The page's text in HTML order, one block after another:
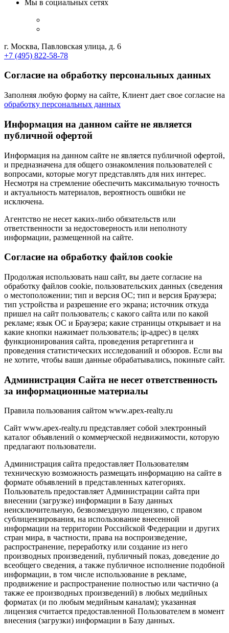
Мы в социальных сетях
г. Москва, Павловская улица, д. 6
+7 (495) 822-58-78
Согласие на обработку персональных данных
Заполняя любую форму на сайте, Клиент дает свое согласие на
обработку персональных данных
Информация на данном сайте не является
публичной офертой
Информация на данном сайте не является публичной офертой,
и предназначена для общего ознакомления пользователей с
вопросами, которые могут представлять для них интерес.
Несмотря на стремление обеспечить максимальную точность
и актуальность материалов, вероятность ошибки не
исключена.
Агентство не несет каких-либо обязательств или
ответственности за недостоверность или неполноту
информации, размещенной на сайте.
Cогласие на обработку файлов cookie
Продолжая использовать наш сайт, вы даете согласие на
обработку файлов cookie, пользовательских данных (сведения
о местоположении; тип и версия ОС; тип и версия Браузера;
тип устройства и разрешение его экрана; источник откуда
пришел на сайт пользователь; с какого сайта или по какой
рекламе; язык ОС и Браузера; какие страницы открывает и на
какие кнопки нажимает пользователь; ip-адрес) в целях
функционирования сайта, проведения ретаргетинга и
проведения статистических исследований и обзоров. Если вы
не хотите, чтобы ваши данные обрабатывались, покиньте сайт.
Администрация Сайта не несет ответственность
за информационные материалы
Правила пользования сайтом www.apex-realty.ru
Сайт www.apex-realty.ru представляет собой электронный
каталог объявлений о коммерческой недвижимости, которую
предлагают пользователи.
Администрация сайта предоставляет Пользователям
техническую возможность размещать информацию на сайте в
формате объявлений в представленных категориях.
Пользователь предоставляет Администрации сайта при
внесении (загрузке) информации в Базу данных
неисключительную, безвозмездную лицензию, с правом
сублицензирования, на использование внесенной
информации на территории Российской Федерации и других
стран мира, в частности, права на воспроизведение,
распространение, переработку или создание из него
производных произведений, публичный показ, доведение до
всеобщего сведения, а также публичное исполнение подобной
информации, в том числе использование в рекламе,
продвижение и распространение полностью или частично (а
также ее производных произведений) в любых медийных
форматах (и по любым медийным каналам); указанная
лицензия считается предоставленной Пользователем в момент
внесения (загрузки) информации в Базу данных.